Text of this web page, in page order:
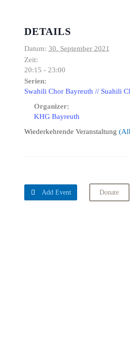
DETAILS
Datum: 30. September 2021
Zeit:
20:15 - 23:00
Serien:
Swahili Chor Bayreuth // Suahili
Organizer:
KHG Bayreuth
Wiederkehrende Veranstaltung
 Add Event Donate